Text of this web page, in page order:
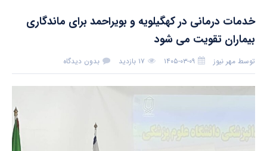
خدمات درمانی در کهگیلویه و بویراحمد برای ماندگاری
بیماران تقویت می شود
توسط مهر نیوز ۱۴۰۵-۰۳-۰۹ ۱۷ بازدید بدون دیدگاه